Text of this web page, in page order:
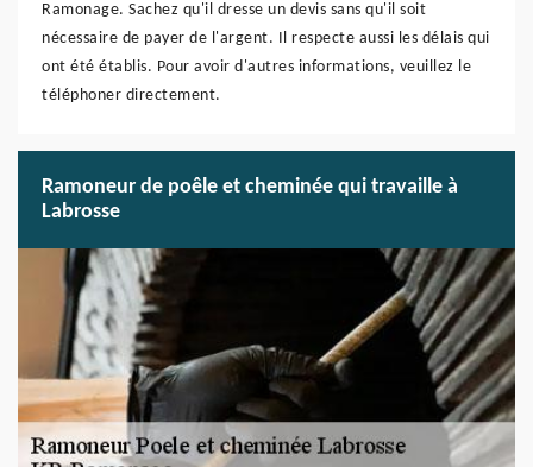
Ramonage. Sachez qu'il dresse un devis sans qu'il soit
nécessaire de payer de l'argent. Il respecte aussi les délais qui
ont été établis. Pour avoir d'autres informations, veuillez le
téléphoner directement.
Ramoneur de poêle et cheminée qui travaille à
Labrosse